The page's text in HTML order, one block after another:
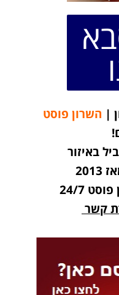
| השרון פוסט
באיזור
24/7
קשר